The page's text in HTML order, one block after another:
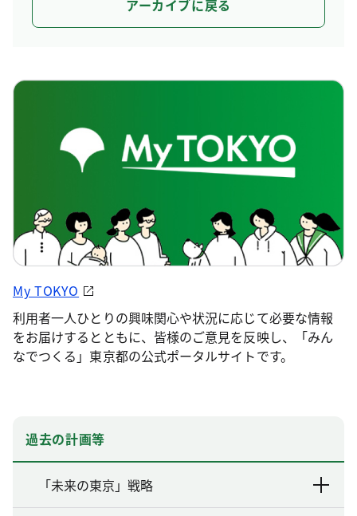
アーカイブに戻る
My TOKYO
利用者一人ひとりの興味関心や状況に応じて必要な情報
をお届けするとともに、皆様のご意見を反映し、「みん
なでつくる」東京都の公式ポータルサイトです。
過去の計画等
「未来の東京」戦略